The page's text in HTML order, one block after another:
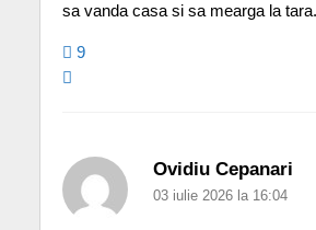
sa vanda casa si sa mearga la tara.
9
Ovidiu Cepanari
03 iulie 2026 la 16:04